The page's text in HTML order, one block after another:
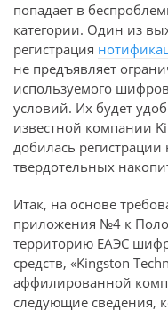
попадает в
категории. Один из
регистрация
не предъявляет
используемого
условий. Их будет
известной компании
добилась
твердотельных
Итак, на основе
приложения №4 к
территорию ЕАЭС
средств, «Kingston
аффилированной
следующие сведения,